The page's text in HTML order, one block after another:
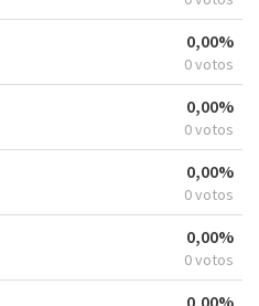
0,00%
0 votos
0,00%
0 votos
0,00%
0 votos
0,00%
0 votos
0,00%